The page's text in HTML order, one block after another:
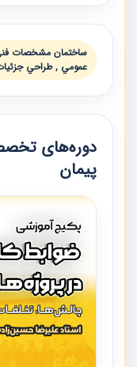
ساختمان مشخصات
عمومي , طراحي
دوره‌های
پیمان